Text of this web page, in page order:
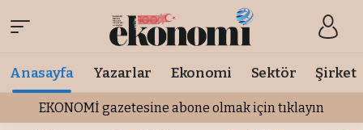
Anasayfa Yazarlar Ekonomi Sektör Şirket
EKONOMİ gazetesine abone olmak için tıklayın